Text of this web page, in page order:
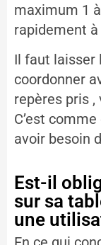
maximum 1
rapidement à
Il faut laisser
coordonner
repères pris ,
C’est
avoir besoin
Est-il
sur sa
une